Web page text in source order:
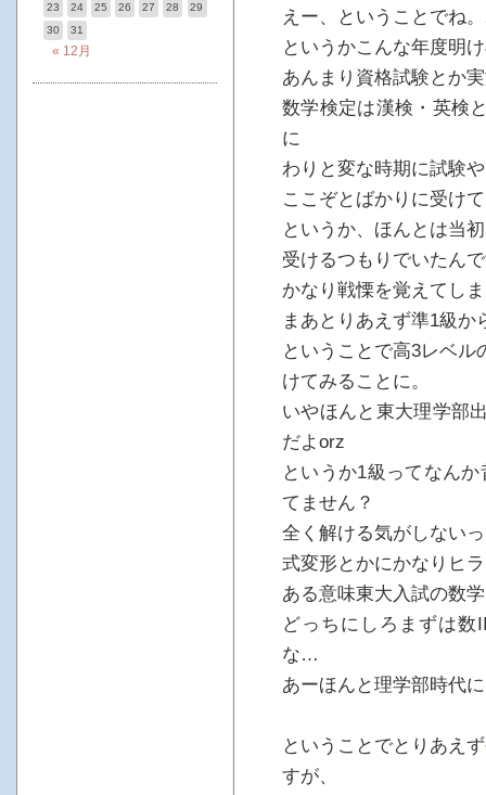
えー、ということでね
というかこんな年度明
あんまり資格試験とか
数学検定は漢検・英検
に
わりと変な時期に試験
ここぞとばかりに受け
というか、ほんとは当
受けるつもりでいたん
かなり戦慄を覚えてし
まあとりあえず準1級
ということで高3レベル
けてみることに。
いやほんと東大理学部
だよorz
というか1級ってなん
てません？
全く解ける気がしない
式変形とかにかなりヒ
ある意味東大入試の数
どっちにしろまずは
な…
あーほんと理学部時代
ということでとりあえず
すが、
« 12月
23
24 25 26 27 28
29
30
31